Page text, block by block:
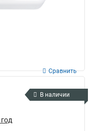
Сравнить
В наличии